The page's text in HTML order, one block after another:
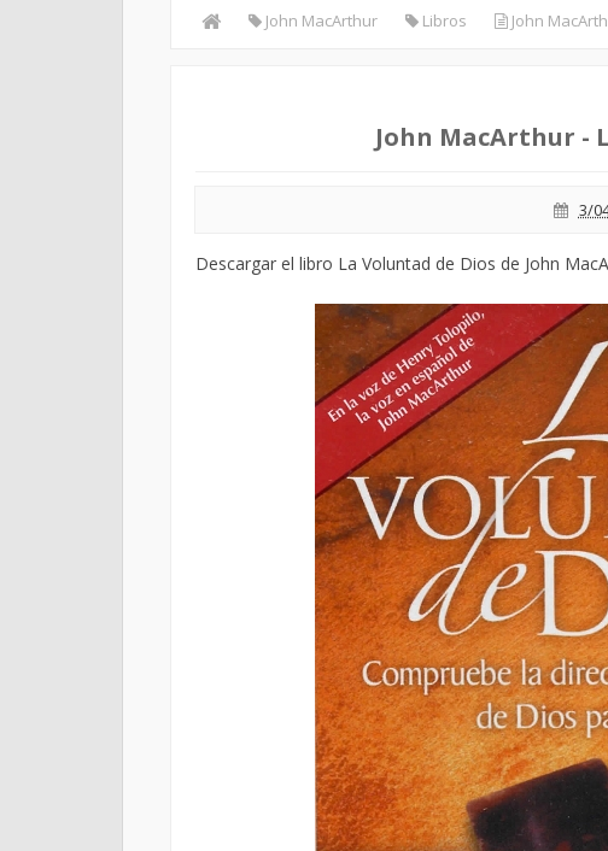
John MacArthur Libros John
John MacArthur -
3/
Descargar el libro La Voluntad de Dios de John